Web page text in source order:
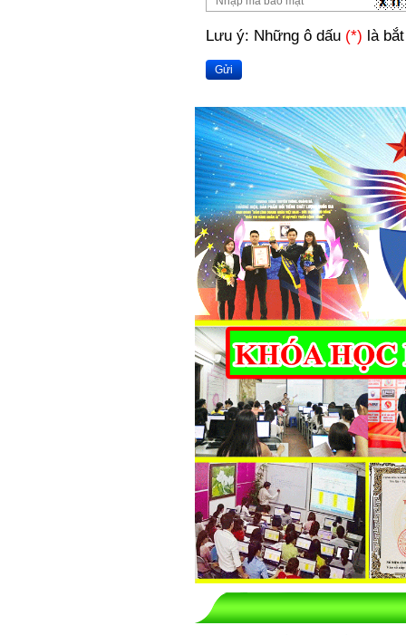
Lưu ý: Những ô dấu (*) là
Gửi